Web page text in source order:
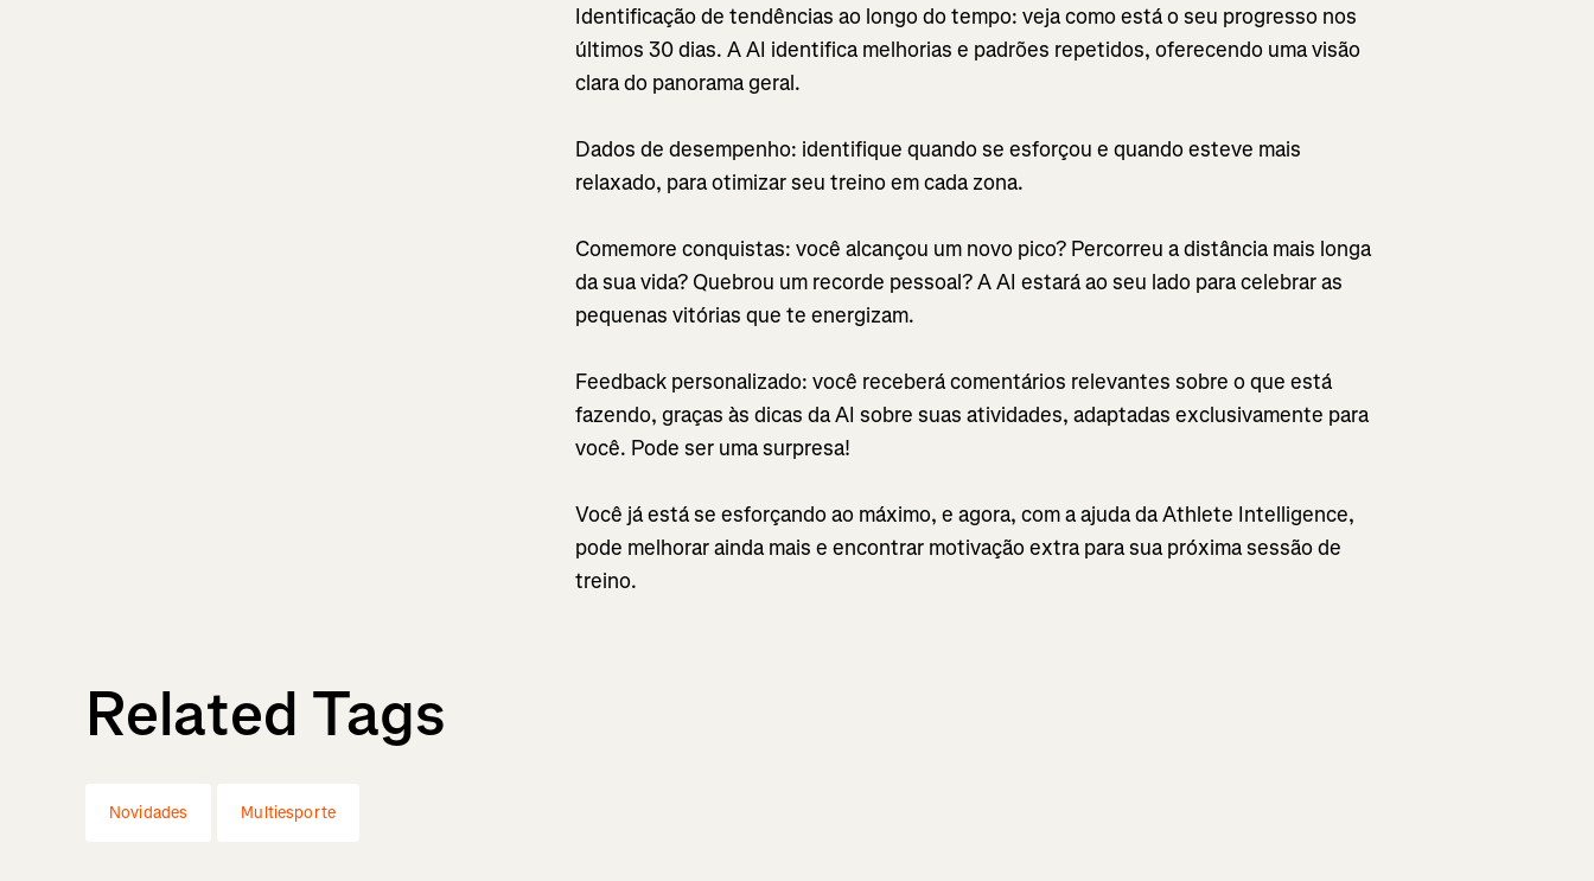
Identificação de tendências ao longo do tempo: veja como está o seu progresso nos
últimos 30 dias. A AI identifica melhorias e padrões repetidos, oferecendo uma visão
clara do panorama geral.
Dados de desempenho: identifique quando se esforçou e quando esteve mais
relaxado, para otimizar seu treino em cada zona.
Comemore conquistas: você alcançou um novo pico? Percorreu a distância mais longa
da sua vida? Quebrou um recorde pessoal? A AI estará ao seu lado para celebrar as
pequenas vitórias que te energizam.
Feedback personalizado: você receberá comentários relevantes sobre o que está
fazendo, graças às dicas da AI sobre suas atividades, adaptadas exclusivamente para
você. Pode ser uma surpresa!
Você já está se esforçando ao máximo, e agora, com a ajuda da Athlete Intelligence,
pode melhorar ainda mais e encontrar motivação extra para sua próxima sessão de
treino.
Related Tags
Novidades Multiesporte